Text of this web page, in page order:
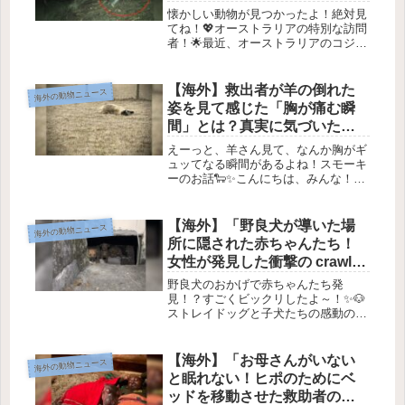
たもこの映像を見逃すな！
懐かしい動物が見つかったよ！絶対見
てね！💖オーストラリアの特別な訪問
者！🌟最近、オーストラリアのコジウ
姿が目撃されたんです！🦘✨この動物
は周りを上手にナビゲートして、一瞬
の...
海外の動物ニュース
【海外】救出者が羊の倒れた
姿を見て感じた「胸が痛む瞬
間」とは？真実に気づいた時
の衝撃！
えーっと、羊さん見て、なんか胸がギ
ュッてなる瞬間があるよね！スモーキ
ーのお話🐑✨こんにちは、みんな！今
も特別な存在なんだ。ちょっと怖いシ
ーンもあるけど、最後は心がほっこり
す...
海外の動物ニュース
【海外】「野良犬が導いた場
所に隠された赤ちゃんたち！
女性が発見した衝撃の crawl
space」
野良犬のおかげで赤ちゃんたち発
見！？すごくビックリしたよ～！✨🐶
ストレイドッグと子犬たちの感動の物
スマホが鳴り響きました📱。彼女は
Women’s Volunteer ...
海外の動物ニュース
【海外】「お母さんがいない
と眠れない！ヒポのためにベ
ッドを移動させた救助者の感